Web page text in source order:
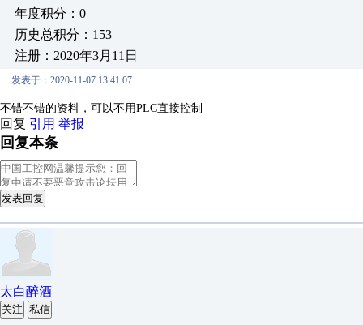
年度积分：0
历史总积分：153
注册：2020年3月11日
发表于：2020-11-07 13:41:07
不错不错的资料，可以不用PLC直接控制
回复 引用 举报
回复本条
发表回复
太白醉酒
关注 私信